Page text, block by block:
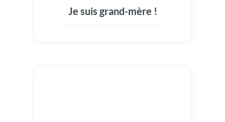
Je suis grand-mère !